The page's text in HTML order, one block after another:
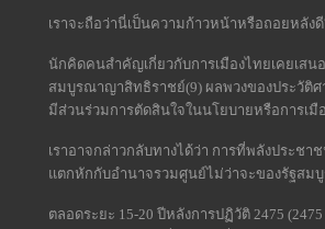
เราจะถือว่านี่เป็นความก้าวหน้าหรือถอยหลัง
นักคิดคนสำคัญเกี่ยวกับการเมืองไทยเคยเสน
สมบูรณาญาสิทธิราชย์(9) ผลพวงของประวัติ
มีส่วนร่วมการตัดสินใจในนโยบายหรือการเ
เราอาจกล่าวกลับทางได้ว่า การที่พลังประช
แตกหักกับอำนาจรวมศูนย์ไม่ว่าจะของรัฐสม
ตลอดระยะ 15-20 ปีหลังการปฏิวัติ 2475